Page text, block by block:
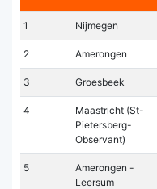
1 Nijmegen
2 Amerongen
3 Groesbeek
4
Maastricht (St-
Pietersberg-
Observant)
5
Amerongen -
Leersum